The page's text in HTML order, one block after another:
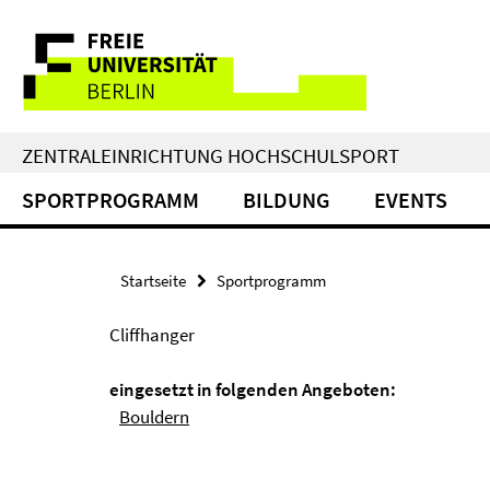
direkt
Inhalt
Service-
Navigation
ZENTRALEINRICHTUNG HOCHSCHULSPORT
SPORTPROGRAMM BILDUNG EVENTS
Startseite Sportprogramm
Cliffhanger
eingesetzt in folgenden Angeboten:
Bouldern